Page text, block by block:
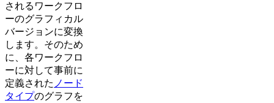
されるワークフロ
ーのグラフィカル
バージョンに変換
します。そのため
に、各ワークフロ
ーに対して事前に
定義された ノード
タイプのグラフを